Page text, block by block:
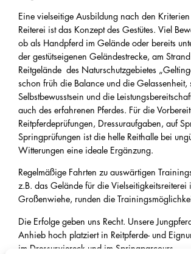
Eine vielseitige Ausbildung nach den
Reiterei ist das Konzept des Gestütes. Viel
ob als Handpferd im Gelände oder bereits
der gestütseigenen Geländestrecke, am
Reitgelände des Naturschutzgebietes
schon früh die Balance und die Gelassenheit,
Selbstbewusstsein und die
auch des erfahrenen Pferdes. Für die
Reitpferdeprüfungen, Dressuraufgaben, auf
Springprüfungen ist die helle Reithalle bei
Witterungen eine ideale Ergänzung.
Regelmäßige Fahrten zu auswärtigen
z.B. das Gelände für die Vielseitigkeitsreiterei
Großenwiehe, runden die
Die Erfolge geben uns Recht. Unsere
Anhieb hoch platziert in Reitpferde- und
im Dressurviereck und im Springparcours.